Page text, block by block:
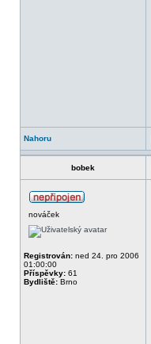
Nahoru
bobek
nováček
Registrován: ned 24. pro 2006
01:00:00
Příspěvky: 61
Bydliště: Brno